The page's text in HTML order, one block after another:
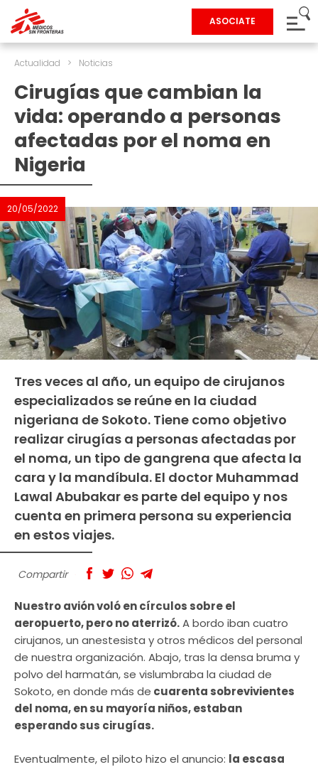
ASOCIATE
Actualidad > Noticias
Cirugías que cambian la
vida: operando a personas
afectadas por el noma en
Nigeria
20/05/2022
Tres veces al año, un equipo de cirujanos
especializados se reúne en la ciudad
nigeriana de Sokoto. Tiene como objetivo
realizar cirugías a personas afectadas por
el noma, un tipo de gangrena que afecta la
cara y la mandíbula. El doctor Muhammad
Lawal Abubakar es parte del equipo y nos
cuenta en primera persona su experiencia
en estos viajes.
Compartir
Nuestro avión voló en círculos sobre el
aeropuerto, pero no aterrizó.A bordo iban cuatro
cirujanos, un anestesista y otros médicos del personal
de nuestra organización. Abajo, tras la densa bruma y
polvo del harmatán, se vislumbraba la ciudad de
Sokoto, en donde más de cuarenta sobrevivientes
del noma, en su mayoría niños, estaban
esperando sus cirugías.
Eventualmente, el piloto hizo el anuncio: la escasa